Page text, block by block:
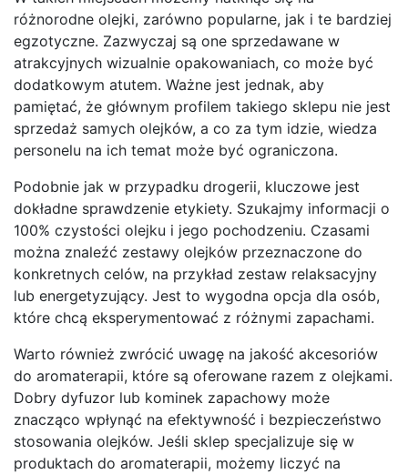
różnorodne olejki, zarówno popularne, jak i te bardziej
egzotyczne. Zazwyczaj są one sprzedawane w
atrakcyjnych wizualnie opakowaniach, co może być
dodatkowym atutem. Ważne jest jednak, aby
pamiętać, że głównym profilem takiego sklepu nie jest
sprzedaż samych olejków, a co za tym idzie, wiedza
personelu na ich temat może być ograniczona.
Podobnie jak w przypadku drogerii, kluczowe jest
dokładne sprawdzenie etykiety. Szukajmy informacji o
100% czystości olejku i jego pochodzeniu. Czasami
można znaleźć zestawy olejków przeznaczone do
konkretnych celów, na przykład zestaw relaksacyjny
lub energetyzujący. Jest to wygodna opcja dla osób,
które chcą eksperymentować z różnymi zapachami.
Warto również zwrócić uwagę na jakość akcesoriów
do aromaterapii, które są oferowane razem z olejkami.
Dobry dyfuzor lub kominek zapachowy może
znacząco wpłynąć na efektywność i bezpieczeństwo
stosowania olejków. Jeśli sklep specjalizuje się w
produktach do aromaterapii, możemy liczyć na